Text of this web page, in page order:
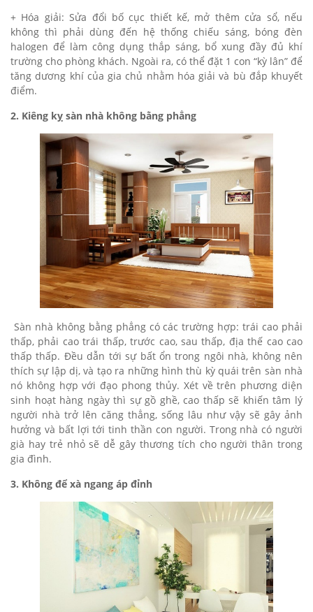
+ Hóa giải: Sửa đổi bố cục thiết kế, mở thêm cửa sổ, nếu
không thì phải dùng đến hệ thống chiếu sáng, bóng đèn
halogen để làm công dụng thắp sáng, bổ xung đầy đủ khí
trường cho phòng khách. Ngoài ra, có thể đặt 1 con “kỳ lân” để
tăng dương khí của gia chủ nhằm hóa giải và bù đắp khuyết
điểm.
2. Kiêng kỵ sàn nhà không bằng phẳng
Sàn nhà không bằng phẳng có các trường hợp: trái cao phải
thấp, phải cao trái thấp, trước cao, sau thấp, địa thế cao cao
thấp thấp. Đều dẫn tới sự bất ổn trong ngôi nhà, không nên
thích sự lập dị, và tạo ra những hình thù kỳ quái trên sàn nhà
nó không hợp với đạo phong thủy. Xét về trên phương diện
sinh hoạt hàng ngày thì sự gồ ghề, cao thấp sẽ khiến tâm lý
người nhà trở lên căng thẳng, sống lâu như vậy sẽ gây ảnh
hưởng và bất lợi tới tinh thần con người. Trong nhà có người
già hay trẻ nhỏ sẽ dễ gây thương tích cho người thân trong
gia đình.
3. Không để xà ngang áp đỉnh